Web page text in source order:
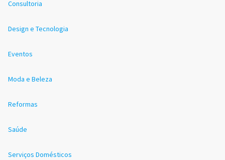
Consultoria
Design e Tecnologia
Eventos
Moda e Beleza
Reformas
Saúde
Serviços Domésticos